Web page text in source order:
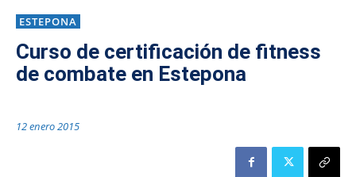
ESTEPONA
Curso de certificación de fitness
de combate en Estepona
12 enero 2015